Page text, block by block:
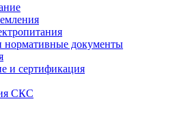
нормативные документы
и сертификация
СКС